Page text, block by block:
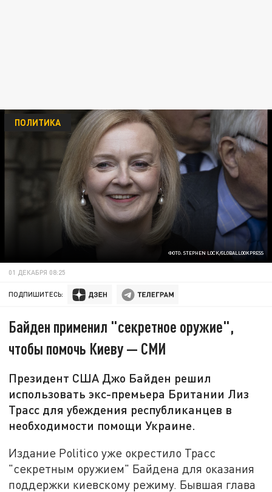
ФОТО: STEPHEN LOCK/GLOBALLOOKPRESS
ПОЛИТИКА
01 ДЕКАБРЯ 08:25
ПОДПИШИТЕСЬ:
Байден применил "секретное оружие",
чтобы помочь Киеву — СМИ
Президент США Джо Байден решил
использовать экс-премьера Британии Лиз
Трасс для убеждения республиканцев в
необходимости помощи Украине.
Издание Politico уже окрестило Трасс
"секретным оружием" Байдена для оказания
поддержки киевскому режиму. Бывшая глава